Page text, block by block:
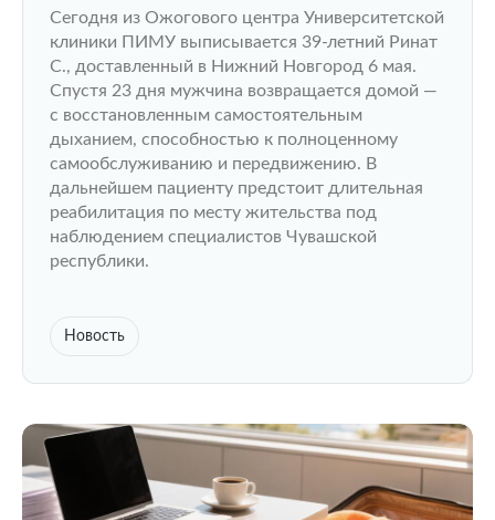
при атаке БПЛА в Чебоксарах
Сегодня из Ожогового центра Университетской
клиники ПИМУ выписывается 39-летний Ринат
С., доставленный в Нижний Новгород 6 мая.
Спустя 23 дня мужчина возвращается домой —
с восстановленным самостоятельным
дыханием, способностью к полноценному
самообслуживанию и передвижению. В
дальнейшем пациенту предстоит длительная
реабилитация по месту жительства под
наблюдением специалистов Чувашской
республики.
Новость